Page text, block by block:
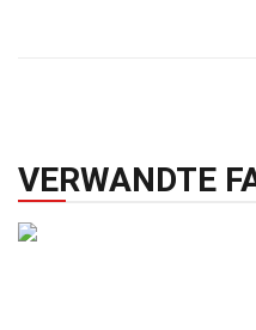
VERWANDTE